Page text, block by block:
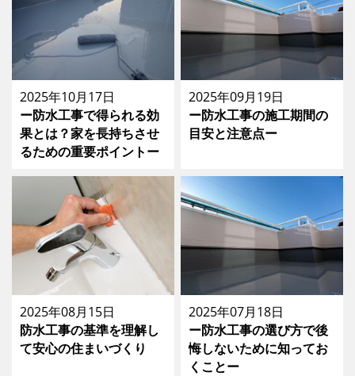
2025年10月17日
ー防水工事で得られる効
果とは？家を長持ちさせ
るための重要ポイントー
2025年09月19日
ー防水工事の施工期間の
目安と注意点ー
2025年08月15日
防水工事の基準を理解し
て安心の住まいづくり
2025年07月18日
ー防水工事の選び方で後
悔しないために知ってお
くことー